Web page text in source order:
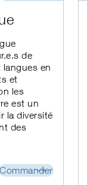
de
en
et
les
est un
la diversité
des
Commander